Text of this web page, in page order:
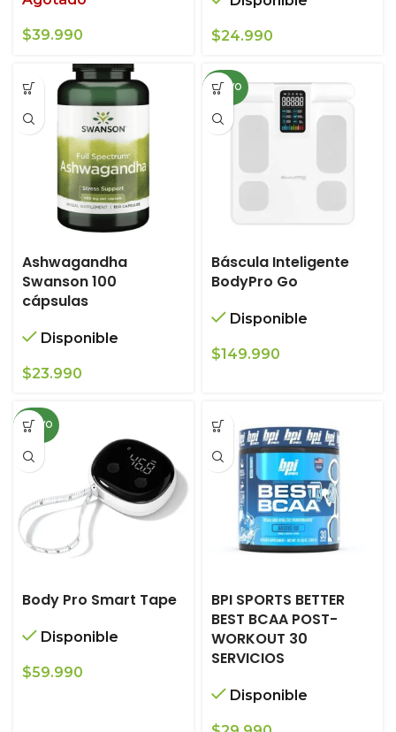
$39.990 $24.990
Ashwagandha
Swanson 100
cápsulas
Disponible
$23.990
NUEVO
Báscula Inteligente
BodyPro Go
Disponible
$149.990
NUEVO
Body Pro Smart Tape
Disponible
$59.990
BPI SPORTS BETTER
BEST BCAA POST-
WORKOUT 30
SERVICIOS
Disponible